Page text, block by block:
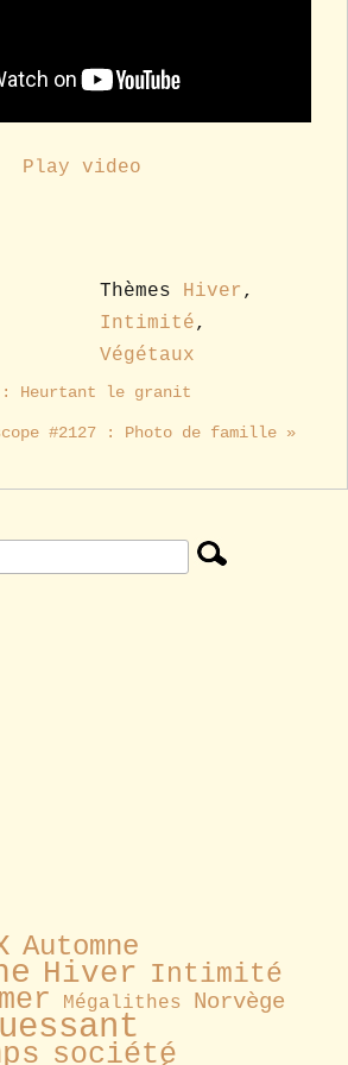
Play video
Thèmes Hiver ,
Intimité,
Végétaux
: Heurtant le granit
#2127 : Photo de famille »
Automne
Hiver Intimité
mer Mégalithes Norvège
société